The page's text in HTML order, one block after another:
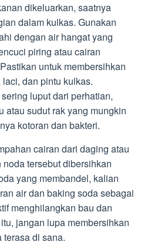
dikeluarkan, saatnya
dalam kulkas. Gunakan
dengan air hangat yang
piring atau cairan
untuk membersihkan
dan pintu kulkas.
luput dari perhatian,
atau sudut rak yang mungkin
kotoran dan bakteri.
cairan dari daging atau
tersebut dibersihkan
yang membandel, kalian
air dan baking soda sebagai
menghilangkan bau dan
jangan lupa membersihkan
di sana.